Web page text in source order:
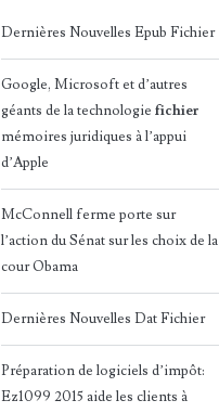
Dernières Nouvelles Epub Fichier
Google, Microsoft et d’autres
géants de la technologiefichier
mémoires juridiques à l’appui
d’Apple
McConnell ferme porte sur
l’action du Sénat sur les choix de la
cour Obama
Dernières Nouvelles Dat Fichier
Préparation de logiciels d’impôt:
Ez1099 2015 aide les clients à